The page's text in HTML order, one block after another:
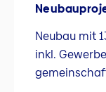
Neubau mit
inkl.